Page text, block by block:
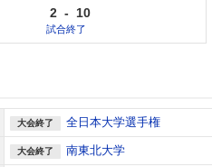
2 - 10
試合終了
大会終了 全日本大学選手権
大会終了 南東北大学